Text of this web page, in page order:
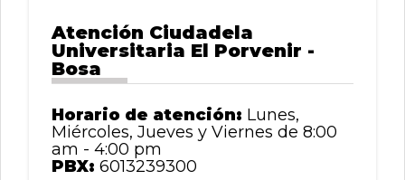
Atención Ciudadela
Universitaria El Porvenir -
Bosa
Horario de atención: Lunes,
Miércoles, Jueves y Viernes de 8:00
am - 4:00 pm
PBX: 6013239300